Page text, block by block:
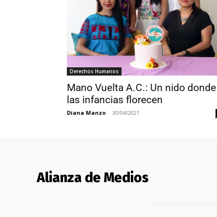
Derechos Humanos
Mano Vuelta A.C.: Un nido donde
las infancias florecen
Diana Manzo - 30/04/2021
Alianza de Medios